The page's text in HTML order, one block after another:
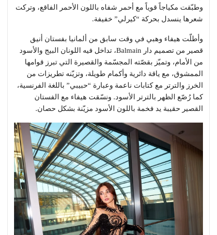
وطبّقت مكياجاً قوياً مع أحمر شفاه باللون الأحمر الفاقع، وتركت
شعرها ينسدل بحركة “كيرلي” خفيفة.
وأطلّت هيفاء وهبي في وقت سابق من ألمانيا بفستان أنيق
قصير من تصميم دار Balmain، تداخل فيه اللونان البيج والأسود
من الأمام، وتميّز بقصّته المجسّمة والقصيرة التي تبرز قوامها
الممشوق، مع ياقة دائرية وأكمام طويلة، وتزيّنه تطريزات من
الخرز والترتر مع كتابات ناعمة وعبارة “حبيبي” باللغة الفرنسية،
كما رُصّع الظهر بالترتر الأسود. ونسّقت هيفاء مع الفستان
القصير حقيبة يد فخمة باللون الأسود مزيّنة بشكل حصان.